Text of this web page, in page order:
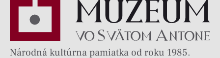
Národná kultúrna pamiatka od roku 1985.